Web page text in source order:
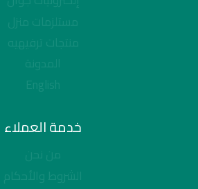
مستلزمات منزل
منتجات ترفيهيه
المدونة
English
خدمة العملاء
من نحن
الشروط والأحكام